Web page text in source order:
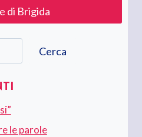
di Brigida
Cerca
le parole